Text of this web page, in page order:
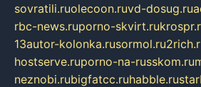
sovratili.ruolecoon.ruvd-dosug.ru
rbc-news.ruporno-skvirt.ru
13autor-kolonka.rusormol.ru
hostserve.ruporno-na-russkom.ru
neznobi.rubigfatcc.ruhabble.ru